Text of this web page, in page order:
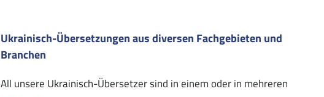
Ukrainisch-Übersetzungen aus diversen Fachgebieten und
Branchen
All unsere Ukrainisch-Übersetzer sind in einem oder in mehreren